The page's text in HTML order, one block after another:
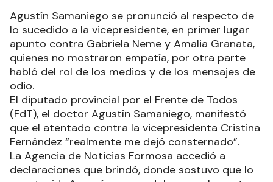
Agustín Samaniego se pronunció al respecto de
lo sucedido a la vicepresidente, en primer lugar
apunto contra Gabriela Neme y Amalia Granata,
quienes no mostraron empatía, por otra parte
habló del rol de los medios y de los mensajes de
odio.
El diputado provincial por el Frente de Todos
(FdT), el doctor Agustín Samaniego, manifestó
que el atentado contra la vicepresidenta Cristina
Fernández “realmente me dejó consternado”.
La Agencia de Noticias Formosa accedió a
declaraciones que brindó, donde sostuvo que lo